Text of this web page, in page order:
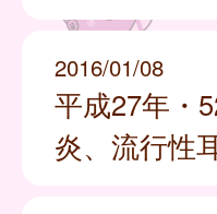
2016/01/08
平成27年・
炎、流行性